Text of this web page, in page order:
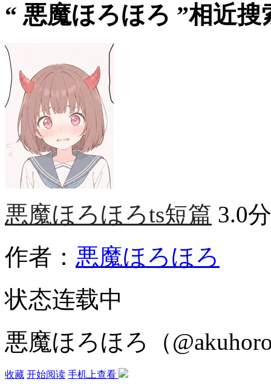
“ 悪魔ほろほろ ”相近搜
悪魔ほろほろts短篇 3.0分
作者： 悪魔ほろほろ
状态连载中
悪魔ほろほろ（
收藏 开始阅读 手机上查看